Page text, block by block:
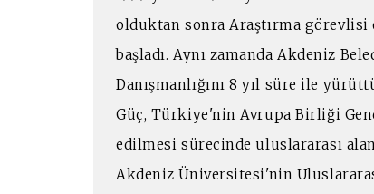
olduktan sonra Araştırma
başladı. Aynı zamanda Akdeniz
Danışmanlığını 8 yıl süre ile
Güç, Türkiye'nin Avrupa Birliği
edilmesi sürecinde uluslararası
Akdeniz Üniversitesi'nin